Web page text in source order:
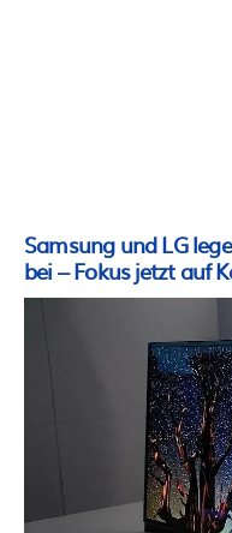
Samsung und LG
bei – Fokus jetzt auf